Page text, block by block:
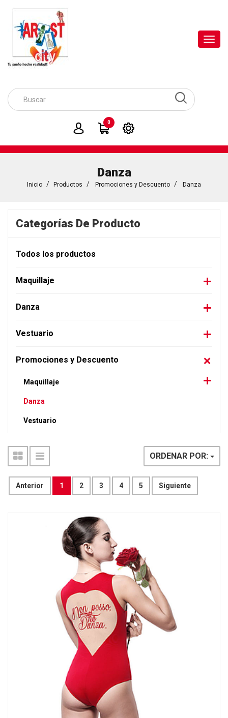
0
Danza
Inicio Productos Promociones y Descuento Danza
Categorías De Producto
Todos los productos
Maquillaje
Danza
Vestuario
Promociones y Descuento
Maquillaje
Danza
Vestuario
Anterior 1 2 3 4 5 Siguiente
ORDENAR POR: